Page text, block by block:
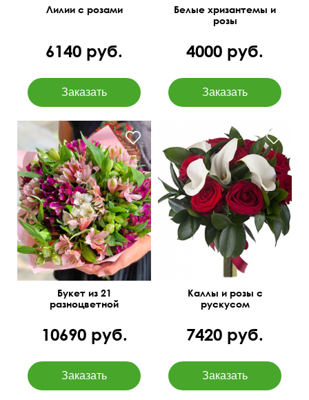
Лилии с розами
6140 руб.
Белые хризантемы и
розы
4000 руб.
Милая упаковка
Букет из 21
разноцветной
10690 руб.
Открытка бесплатно
50 см
30 см
Каллы и розы с
рускусом
7420 руб.